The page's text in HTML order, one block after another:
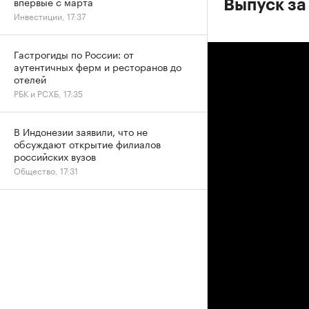
Выпуск
Инвестиции, 17:37
Гастрогиды по России: от
аутентичных ферм и ресторанов до
отелей
РБК и РСХБ, 17:35
В Индонезии заявили, что не
обсуждают открытие филиалов
российских вузов
Общество, 17:31